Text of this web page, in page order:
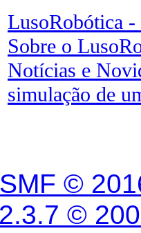
LusoRobótica -
Sobre o
Notícias e
simulação de
SMF ©
©